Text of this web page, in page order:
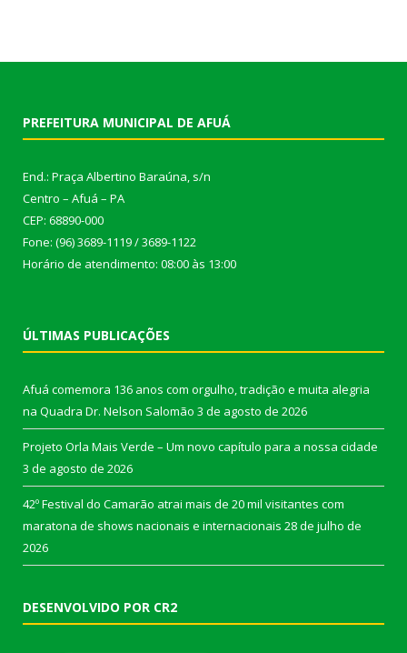
PREFEITURA MUNICIPAL DE AFUÁ
End.: Praça Albertino Baraúna, s/n
Centro – Afuá – PA
CEP: 68890-000
Fone: (96) 3689-1119 / 3689-1122
Horário de atendimento: 08:00 às 13:00
ÚLTIMAS PUBLICAÇÕES
Afuá comemora 136 anos com orgulho, tradição e muita alegria
na Quadra Dr. Nelson Salomão 3 de agosto de 2026
Projeto Orla Mais Verde – Um novo capítulo para a nossa cidade
3 de agosto de 2026
42º Festival do Camarão atrai mais de 20 mil visitantes com
maratona de shows nacionais e internacionais 28 de julho de
2026
DESENVOLVIDO POR CR2